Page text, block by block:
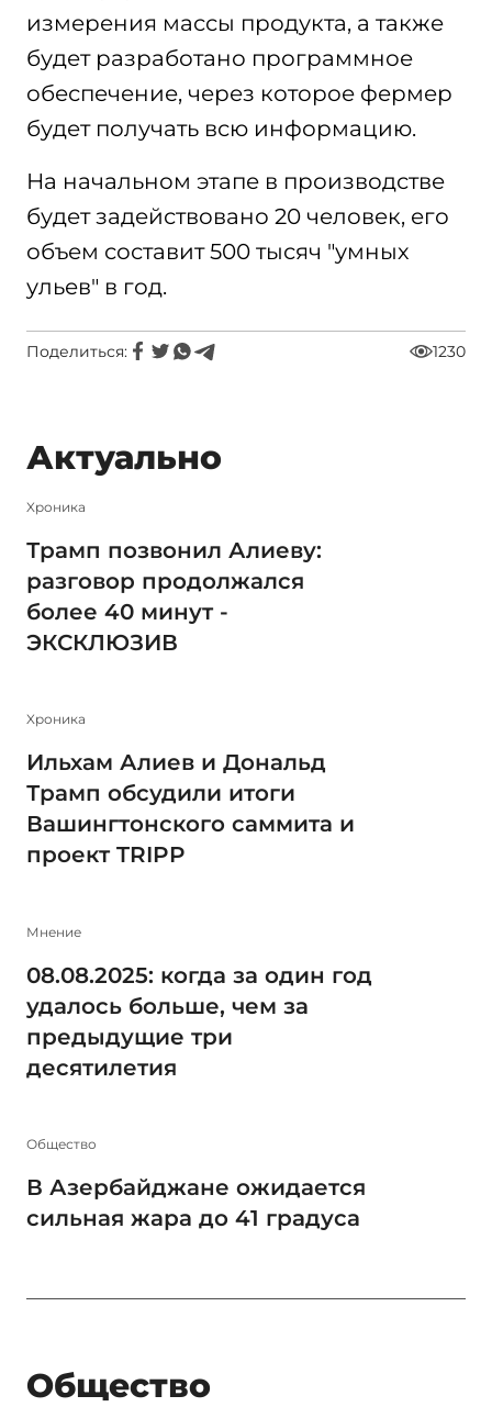
измерения массы продукта, а также
будет разработано программное
обеспечение, через которое фермер
будет получать всю информацию.
На начальном этапе в производстве
будет задействовано 20 человек, его
объем составит 500 тысяч "умных
ульев" в год.
Поделиться: 1230
Актуально
Xроника
Трамп позвонил Алиеву:
разговор продолжался
более 40 минут -
ЭКСКЛЮЗИВ
Xроника
Ильхам Алиев и Дональд
Трамп обсудили итоги
Вашингтонского саммита и
проект TRIPP
Мнение
08.08.2025: когда за один год
удалось больше, чем за
предыдущие три
десятилетия
Общество
В Азербайджане ожидается
сильная жара до 41 градуса
Общество